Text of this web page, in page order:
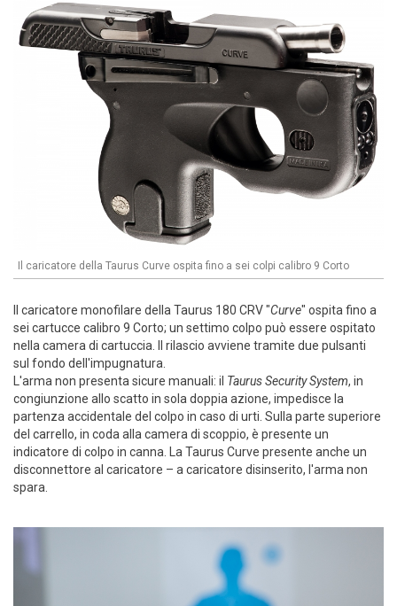
Il caricatore della Taurus Curve ospita fino a sei colpi calibro 9 Corto
Il caricatore monofilare della Taurus 180 CRV "Curve" ospita fino a
sei cartucce calibro 9 Corto; un settimo colpo può essere ospitato
nella camera di cartuccia. Il rilascio avviene tramite due pulsanti
sul fondo dell'impugnatura.
L'arma non presenta sicure manuali: il Taurus Security System, in
congiunzione allo scatto in sola doppia azione, impedisce la
partenza accidentale del colpo in caso di urti. Sulla parte superiore
del carrello, in coda alla camera di scoppio, è presente un
indicatore di colpo in canna. La Taurus Curve presente anche un
disconnettore al caricatore – a caricatore disinserito, l'arma non
spara.